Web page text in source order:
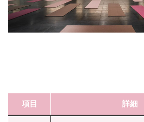
項目 詳細